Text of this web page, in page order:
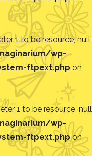
1 to be resource, null
wp-
ftpext.php on
1 to be resource, null
wp-
ftpext.phpon